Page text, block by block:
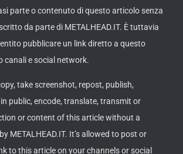
parte o contenuto di questo articolo senza
da parte di METALHEAD.IT. È tuttavia
pubblicare un link diretto a questo
canali e social network.
take screenshot, repost, publish,
public, encode, translate, transmit or
or content of this article without a
METALHEAD.IT. It’s allowed to post or
to this article on your channels or social